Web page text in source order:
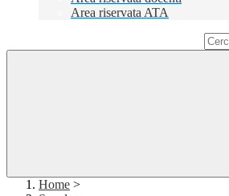
Area riservata ATA
Home >